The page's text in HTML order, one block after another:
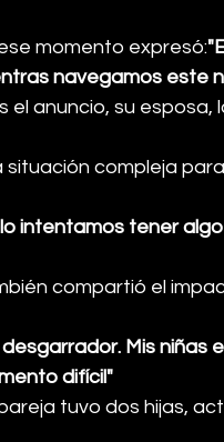
momento expresó:
navegamos este
el anuncio, su
situación compleja
intentamos tener
compartió el
desgarrador. Mis niñas
difícil"
tuvo dos hijas,